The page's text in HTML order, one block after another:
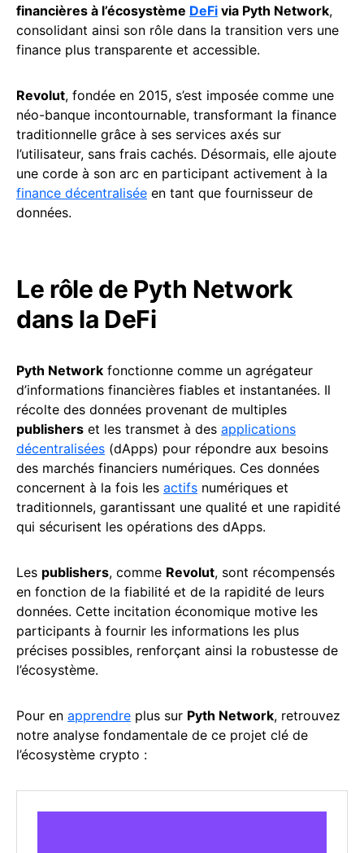
financières à l’écosystème DeFi via Pyth Network,
consolidant ainsi son rôle dans la transition vers une
finance plus transparente et accessible.
Revolut, fondée en 2015, s’est imposée comme une
néo-banque incontournable, transformant la finance
traditionnelle grâce à ses services axés sur
l’utilisateur, sans frais cachés. Désormais, elle ajoute
une corde à son arc en participant activement à la
finance décentralisée en tant que fournisseur de
données.
Le rôle de Pyth Network
dans la DeFi
Pyth Network fonctionne comme un agrégateur
d’informations financières fiables et instantanées. Il
récolte des données provenant de multiples
publishers et les transmet à des applications
décentralisées (dApps) pour répondre aux besoins
des marchés financiers numériques. Ces données
concernent à la fois les actifs numériques et
traditionnels, garantissant une qualité et une rapidité
qui sécurisent les opérations des dApps.
Les publishers, comme Revolut, sont récompensés
en fonction de la fiabilité et de la rapidité de leurs
données. Cette incitation économique motive les
participants à fournir les informations les plus
précises possibles, renforçant ainsi la robustesse de
l’écosystème.
Pour en apprendre plus sur Pyth Network, retrouvez
notre analyse fondamentale de ce projet clé de
l’écosystème crypto :